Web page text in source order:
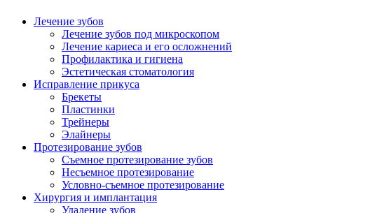
Лечение зубов
Лечение зубов под микроскопом
Лечение кариеса и его осложнений
Профилактика и гигиена
Эстетическая стоматология
Исправление прикуса
Брекеты
Пластинки
Трейнеры
Элайнеры
Протезирование зубов
Съемное протезирование зубов
Несъемное протезирование
Условно-съемное протезирование
Хирургия и имплантация
Удаление зубов